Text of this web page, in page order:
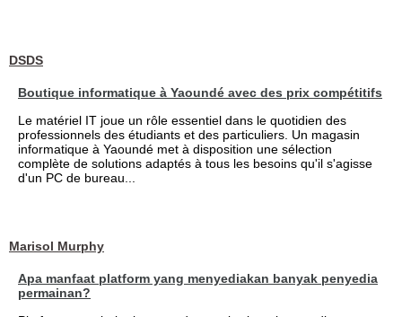
DSDS
Boutique informatique à Yaoundé avec des prix compétitifs
Le matériel IT joue un rôle essentiel dans le quotidien des
professionnels des étudiants et des particuliers. Un magasin
informatique à Yaoundé met à disposition une sélection
complète de solutions adaptés à tous les besoins qu'il s'agisse
d'un PC de bureau...
Marisol Murphy
Apa manfaat platform yang menyediakan banyak penyedia
permainan?